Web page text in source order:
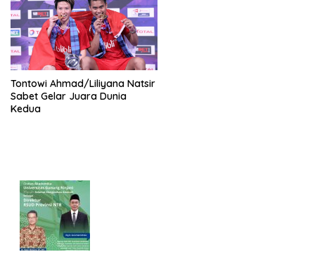
Tontowi Ahmad/Liliyana Natsir
Sabet Gelar Juara Dunia
Kedua